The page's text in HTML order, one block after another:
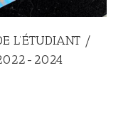
L’ÉTUDIANT /
2022-2024